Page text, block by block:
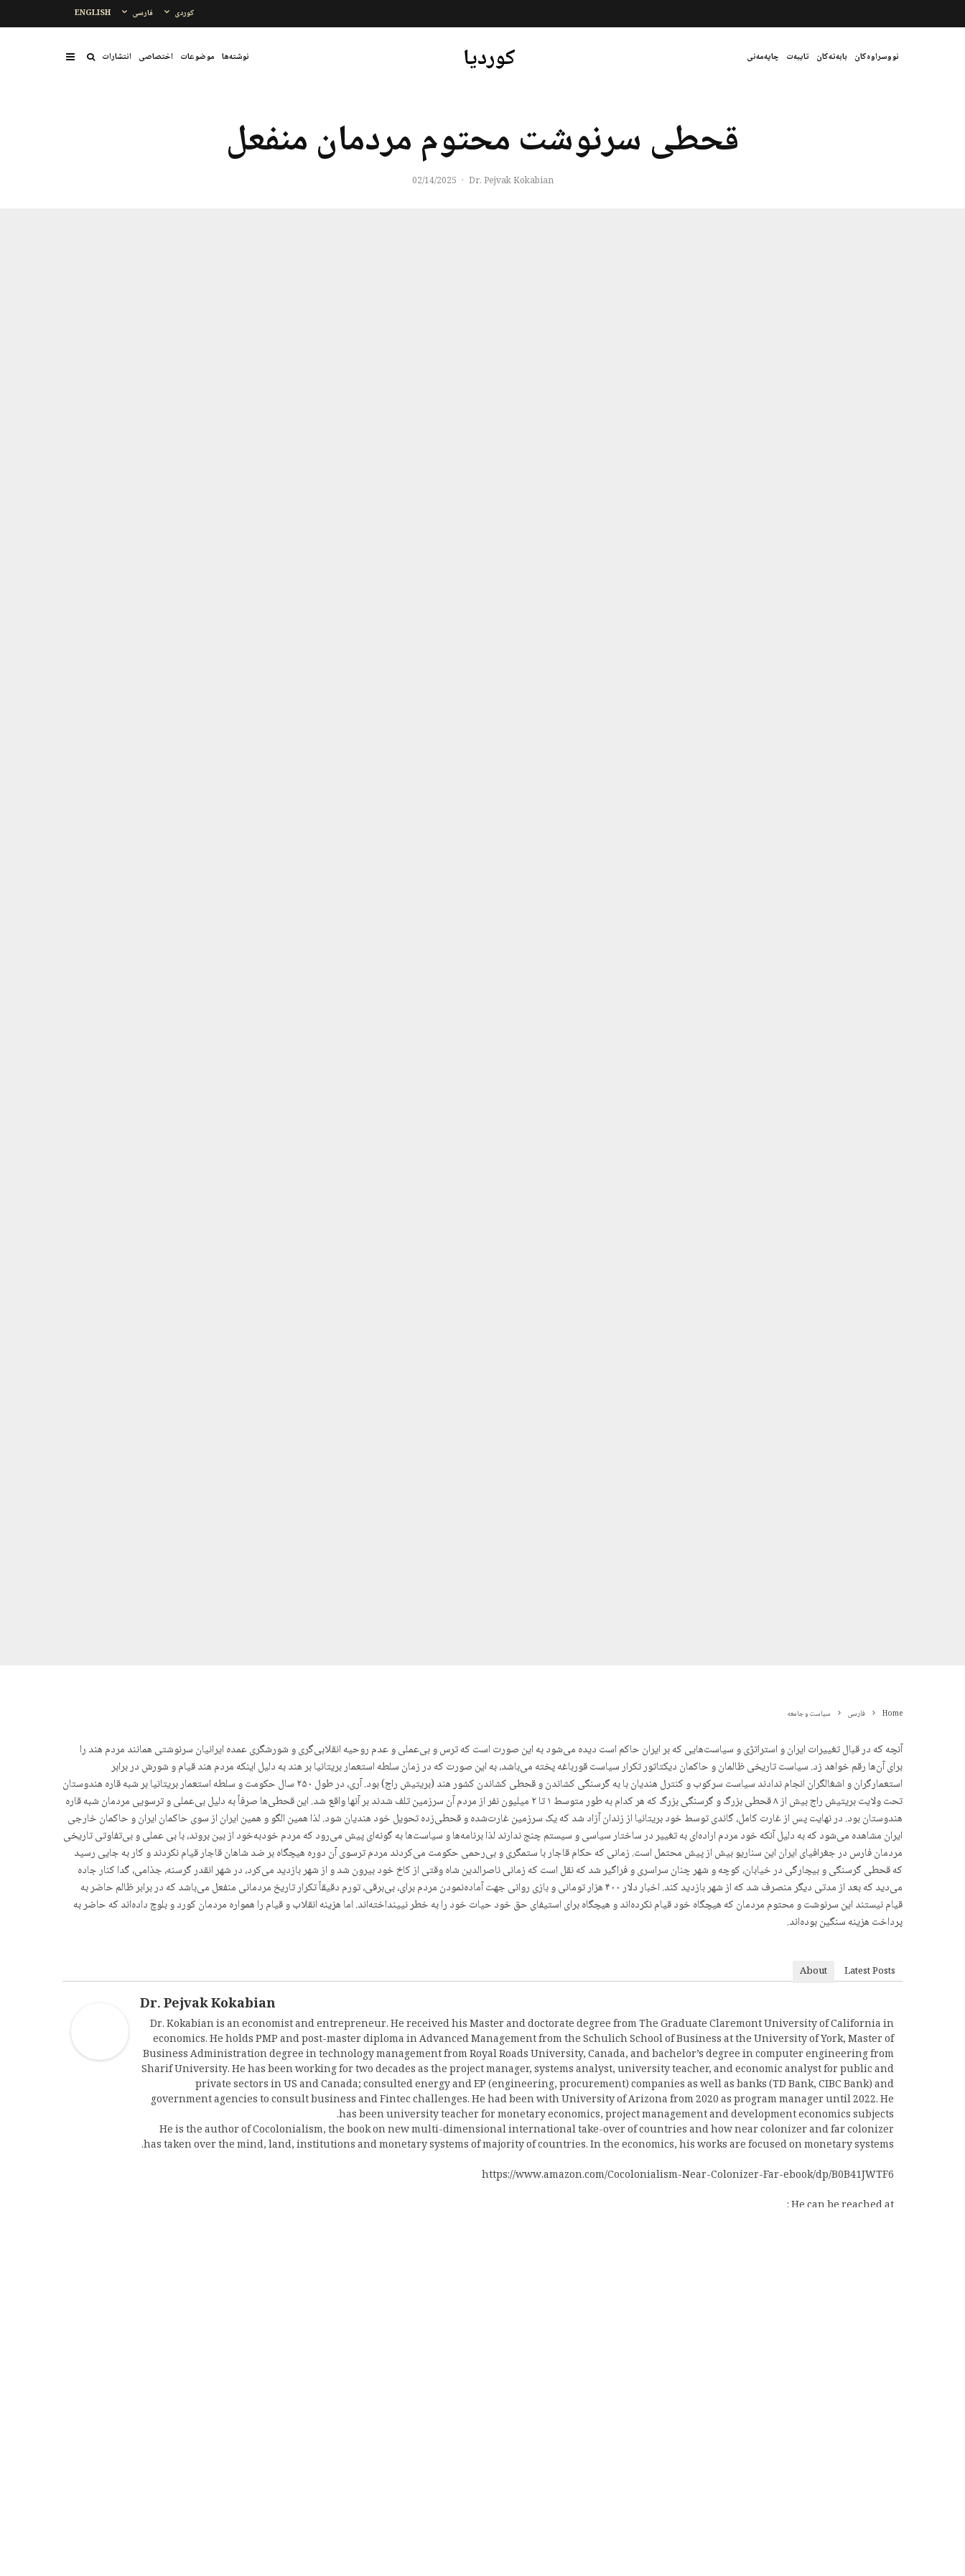
ENGLISH فارسی کوردی
نووسراوەکان بابەتەکان تایبەت چاپەمەنی کوردیا نوشتەها موضوعات اختصاصی انتشارات
قحطی سرنوشت محتوم مردمان منفعل
Dr. Pejvak Kokabian
·
02/14/2025
Home فارسی سیاست و جامعه
آنچه که در قبال تغییرات ایران و استراتژی و سیاست‌هایی که بر ایران حاکم است دیده می‌شود به این صورت است که ترس و بی‌عملی و عدم روحیه انقلابی‌گری و شورشگری عمدە ایرانیان سرنوشتی همانند مردم هند را
برای آن‌ها رقم خواهد زد. سیاست تاریخی ظالمان و حاکمان دیکتاتور تکرار سیاست قورباغه پختە می‌باشد، به این صورت که در زمان سلطه استعمار بریتانیا بر هند به دلیل اینکه مردم هند قیام و شورش در برابر
استعمارگران و اشغالگران انجام ندادند سیاست سرکوب و کنترل هندیان با بە گرسنگی کشاندن و قحطی کشاندن کشور هند (بریتیش راج) بود. آری، در طول ۲۵۰ سال حکومت و سلطه استعمار بریتانیا بر شبه قاره هندوستان
تحت ولایت بریتیش راج بیش از ۸ قحطی بزرگ و گرسنگی بزرگ که هر کدام به طور متوسط ۱ تا ۲ میلیون نفر از مردم آن سرزمین تلف شدند بر آنها واقع شد. این قحطی‌ها صرفاً به دلیل بی‌عملی و ترسویی مردمان شبه قاره
هندوستان بود. در نهایت پس از غارت کامل، گاندی توسط خود بریتانیا از زندان آزاد شد که یک سرزمین غارت‌شده و قحطی‌زده تحویل خود هندیان شود. لذا همین الگو و همین ایران از سوی حاکمان ایران و حاکمان خارجی
ایران مشاهده می‌شود که بە دلیل آنکه خود مردم اراده‌ای به تغییر در ساختار سیاسی و سیستم چنج ندارند لذا برنامه‌ها و سیاست‌ها به گونه‌ای پیش می‌رود که مردم خودبەخود از بین بروند، با بی‌ عملی و بی‌تفاوتی تاریخی
مردمان فارس در جغرافیای ایران این سناریو بیش از پیش محتمل است. زمانی که حکام قاجار با ستمگری و بی‌رحمی حکومت می‌کردند مردم ترسوی آن دوره هیچگاه بر ضد شاهان قاجار قیام نکردند و کار به جایی رسید
که قحطی گرسنگی و بیچارگی در خیابان، کوچه و شهر چنان سراسری و فراگیر شد که نقل است که زمانی ناصرالدین شاه وقتی از کاخ خود بیرون شد و از شهر بازدید می‌کرد، در شهر انقدر گرسنه، جذامی، گدا کنار جاده
می‌دید که بعد از مدتی دیگر منصرف شد که از شهر بازدید کند. اخبار دلار ۴۰۰ هزار تومانی و بازی روانی جهت آمادەنمودن مردم برای، بی‌برقی، تورم دقیقاً تکرار تاریخ مردمانی منفعل می‌باشد که در برابر ظالم حاضر به
قیام نیستند این سرنوشت و محتوم مردمان که هیچگاه خود قیام نکرده‌اند و هیچگاه برای استیفای حق خود حیات خود را به خطر نیینداخته‌اند. اما هزینه انقلاب و قیام را همواره مردمان کورد و بلوچ دادەاند که حاضر به
پرداخت هزینه سنگین بوده‌اند.
About Latest Posts
Dr. Pejvak Kokabian
Dr. Kokabian is an economist and entrepreneur. He received his Master and doctorate degree from The Graduate Claremont University of California in
economics. He holds PMP and post-master diploma in Advanced Management from the Schulich School of Business at the University of York, Master of
Business Administration degree in technology management from Royal Roads University, Canada, and bachelor’s degree in computer engineering from
Sharif University. He has been working for two decades as the project manager, systems analyst, university teacher, and economic analyst for public and
private sectors in US and Canada; consulted energy and EP (engineering, procurement) companies as well as banks (TD Bank, CIBC Bank) and
government agencies to consult business and Fintec challenges. He had been with University of Arizona from 2020 as program manager until 2022. He
has been university teacher for monetary economics, project management and development economics subjects.
He is the author of Cocolonialism, the book on new multi-dimensional international take-over of countries and how near colonizer and far colonizer
has taken over the mind, land, institutions and monetary systems of majority of countries. In the economics, his works are focused on monetary systems.
https://www.amazon.com/Cocolonialism-Near-Colonizer-Far-ebook/dp/B0B41JWTF6
He can be reached at :